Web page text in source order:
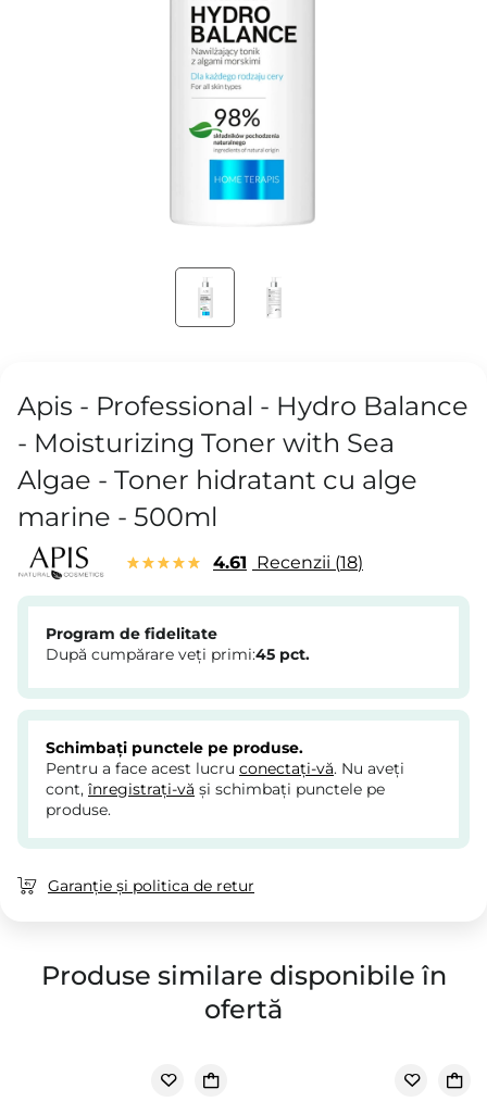
Apis - Professional - Hydro Balance
- Moisturizing Toner with Sea
Algae - Toner hidratant cu alge
marine - 500ml
4.61 Recenzii 18
Program de fidelitate
După cumpărare veți primi:45 pct.
Schimbați punctele pe produse.
Pentru a face acest lucru conectați-vă. Nu aveți
cont, înregistrați-vă și schimbați punctele pe
produse.
Garanție și politica de retur
Produse similare disponibile în
ofertă